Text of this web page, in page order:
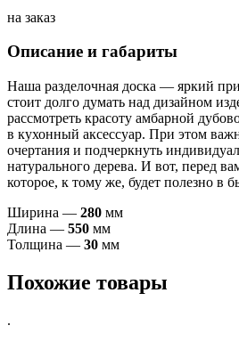
на заказ
Описание и габариты
Наша разделочная доска — яркий
стоит долго думать над дизайном
рассмотреть красоту амбарной
в кухонный аксессуар. При этом
очертания и подчеркнуть
натурального дерева. И вот, перед
которое, к тому же, будет полезно в
Ширина — 280 мм
Длина — 550 мм
Толщина — 30 мм
Похожие товары
.